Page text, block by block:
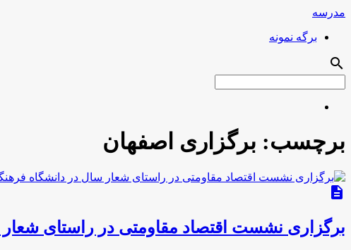
مدرسه
برگه نمونه
search
برچسب: برگزاری اصفهان
description
برگزاری نشست اقتصاد مقاومتی در راستای